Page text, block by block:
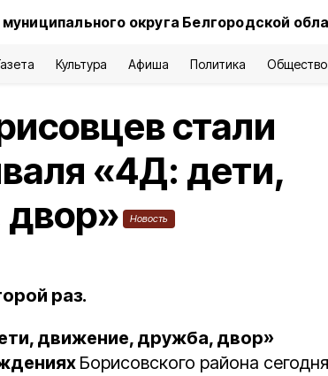
округа Белгородской
Культура Афиша Политика Общество
стали
«4Д: дети,
Новость
раз.
движение, дружба, двор»
Борисовского района